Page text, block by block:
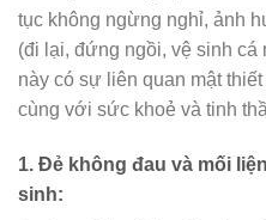
tục không ngừng nghỉ, ảnh
(đi lại, đứng ngồi, vệ sinh
này có sự liên quan mật
cùng với sức khoẻ và tinh
1. Đẻ không đau và mối
sinh: